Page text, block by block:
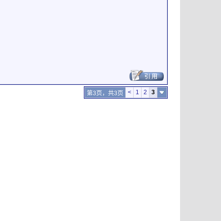
第3页，共3页 < 1 2 3